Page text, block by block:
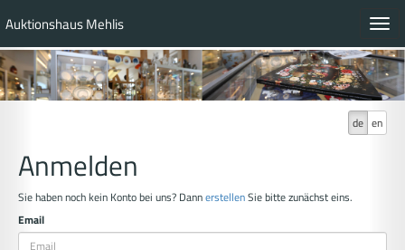
Auktionshaus Mehlis
de en
Anmelden
Sie haben noch kein Konto bei uns? DannerstellenSie bitte zunächst eins.
Email